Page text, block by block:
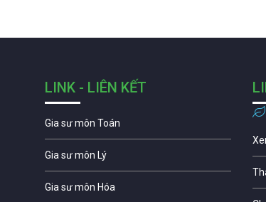
LINK - LIÊN KẾT
Gia sư môn Toán
Gia sư môn Lý
Gia sư môn Hóa